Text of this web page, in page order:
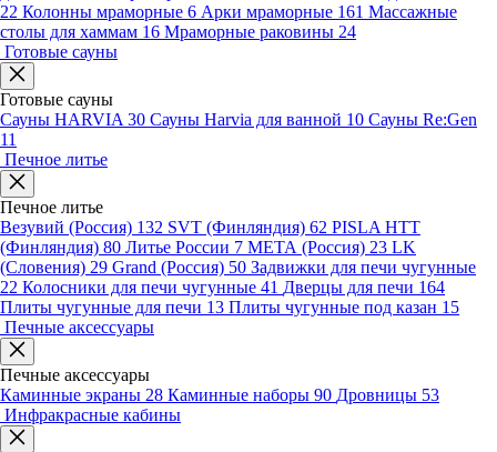
22 Колонны мраморные 6 Арки мраморные 161 Массажные
столы для хаммам 16 Мраморные раковины 24
Готовые сауны
Готовые сауны
Сауны HARVIA 30 Сауны Harvia для ванной 10 Сауны Re:Gen
11
Печное литье
Печное литье
Везувий (Россия) 132 SVT (Финляндия) 62 PISLA HTT
(Финляндия) 80 Литье России 7 МЕТА (Россия) 23 LK
(Словения) 29 Grand (Россия) 50 Задвижки для печи чугунные
22 Колосники для печи чугунные 41 Дверцы для печи 164
Плиты чугунные для печи 13 Плиты чугунные под казан 15
Печные аксессуары
Печные аксессуары
Каминные экраны 28 Каминные наборы 90 Дровницы 53
Инфракрасные кабины